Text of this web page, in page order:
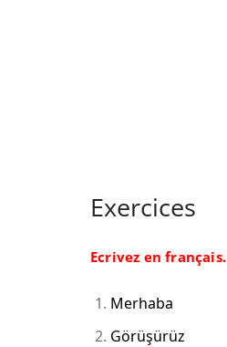
Exercices
Ecrivez en français.
Merhaba
Görüşürüz